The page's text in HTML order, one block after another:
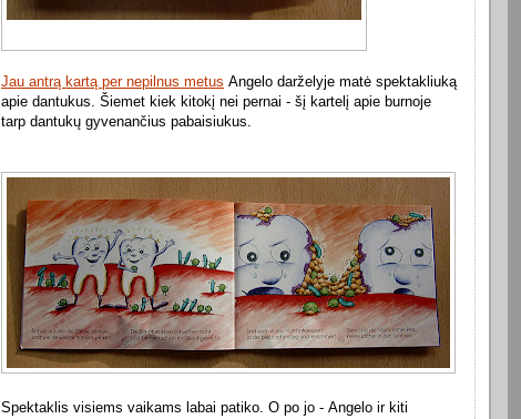
Jau antrą kartą per nepilnus metus Angelo darželyje matė spektakliuką
apie dantukus. Šiemet kiek kitokį nei pernai - šį kartelį apie burnoje
tarp dantukų gyvenančius pabaisiukus.
Spektaklis visiems vaikams labai patiko. O po jo - Angelo ir kiti